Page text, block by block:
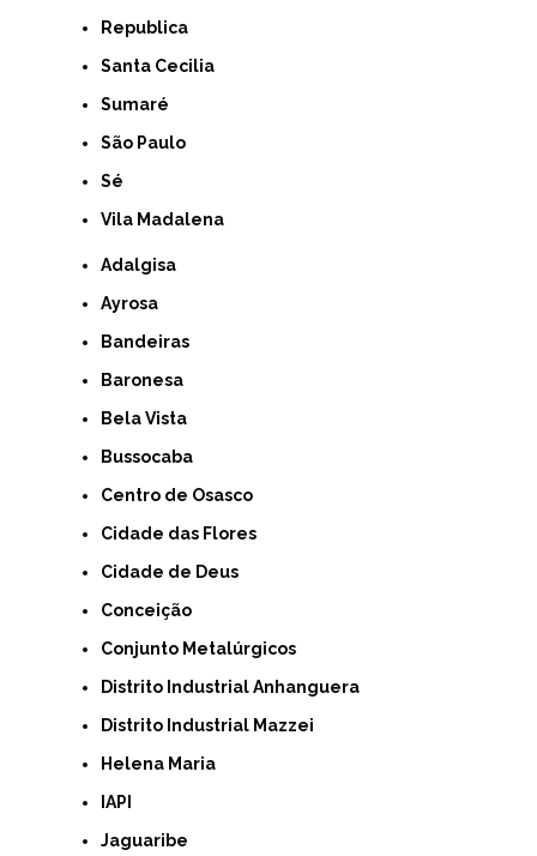
Republica
Santa Cecilia
Sumaré
São Paulo
Sé
Vila Madalena
Adalgisa
Ayrosa
Bandeiras
Baronesa
Bela Vista
Bussocaba
Centro de Osasco
Cidade das Flores
Cidade de Deus
Conceição
Conjunto Metalúrgicos
Distrito Industrial Anhanguera
Distrito Industrial Mazzei
Helena Maria
IAPI
Jaguaribe